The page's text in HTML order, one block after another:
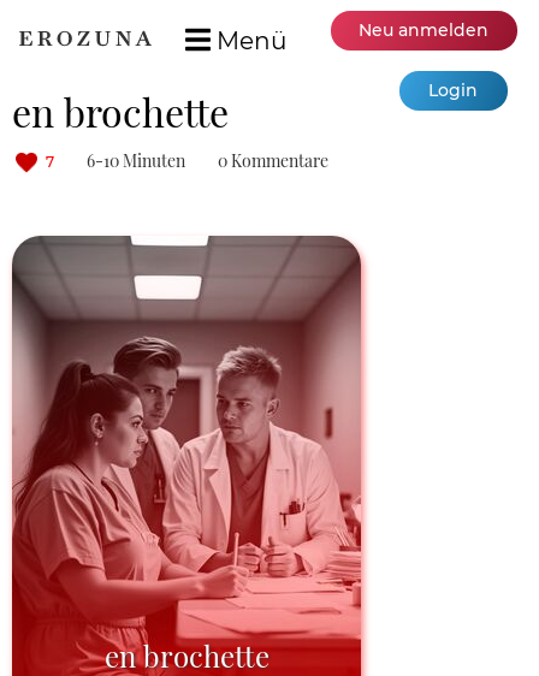
Menü Neu anmelden
Login
en brochette
7 6-10 Minuten 0 Kommentare
en brochette